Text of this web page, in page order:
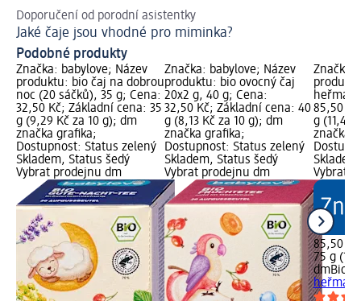
Doporučení od porodní asistentky
Jaké čaje jsou vhodné pro miminka?
Podobné produkty
Značka: babylove; Název
produktu: bio čaj na dobrou
noc (20 sáčků), 35 g; Cena:
32,50 Kč; Základní cena: 35
g (9,29 Kč za 10 g); dm
značka grafika;
Dostupnost: Status zelený
Skladem, Status šedý
Vybrat prodejnu dm
Značka: babylove; Název
produktu: bio ovocný čaj
20x2 g, 40 g; Cena:
32,50 Kč; Základní cena: 40
g (8,13 Kč za 10 g); dm
značka grafika;
Dostupnost: Status zelený
Skladem, Status šedý
Vybrat prodejnu dm
Značka:
85,50
g (11,40
značka
Vybrat
85,50 Kč
75 g
dmBio